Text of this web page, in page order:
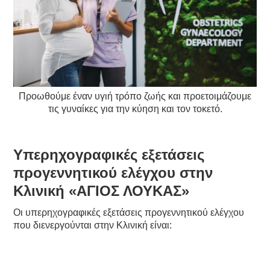
Προωθούμε έναν υγιή τρόπο ζωής και προετοιμάζουμε
τις γυναίκες για την κύηση και τον τοκετό.
Υπερηχογραφικές εξετάσεις
προγεννητικού ελέγχου στην
Κλινική «ΑΓΙΟΣ ΛΟΥΚΑΣ»
Οι υπερηχογραφικές εξετάσεις προγεννητικού ελέγχου
που διενεργούνται στην Κλινική είναι: